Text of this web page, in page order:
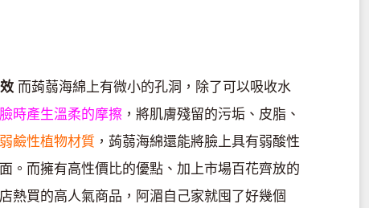
而蒟蒻海綿上有微小的孔洞，除了可以吸收水
時產生溫柔的摩擦 ，將肌膚殘留的污垢、皮脂、
鹼性植物材質 ，蒟蒻海綿還能將臉上具有弱酸性
。而擁有高性價比的優點、加上市場百花齊放的
熱買的高人氣商品，阿湄自己家就囤了好幾個